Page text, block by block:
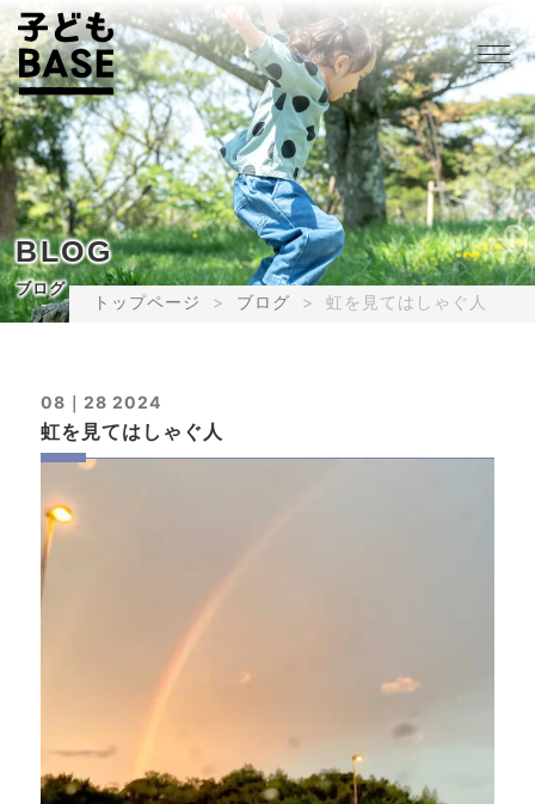
BLOG
ブログ
トップページ ブログ 虹を見てはしゃぐ人
08｜28 2024
虹を見てはしゃぐ人